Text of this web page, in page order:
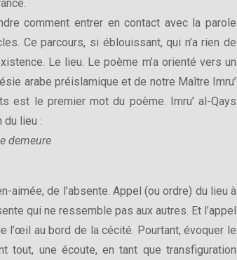
comment entrer en contact avec la parole
Ce parcours, si éblouissant, qui n’a rien de
Le lieu. Le poème m’a orienté vers un
arabe préislamique et de notre Maître Imru’
est le premier mot du poème. Imru’ al-Qays
du lieu :
demeure
aimée, de l’absente. Appel (ou ordre) du lieu à
qui ne ressemble pas aux autres. Et l’appel
l’œil au bord de la cécité. Pourtant, évoquer le
tout, une écoute, en tant que transfiguration